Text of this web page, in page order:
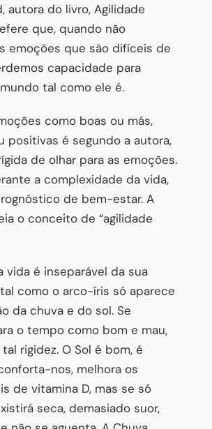
autora do livro, Agilidade
que, quando não
emoções que são difíceis de
capacidade para
tal como ele é.
como boas ou más,
positivas é segundo a autora,
de olhar para as emoções.
a complexidade da vida,
de bem-estar. A
o conceito de “agilidade
vida é inseparável da sua
como o arco-íris só aparece
da chuva e do sol. Se
o tempo como bom e mau,
rigidez. O Sol é bom, é
nos, melhora os
de vitamina D, mas se só
seca, demasiado suor,